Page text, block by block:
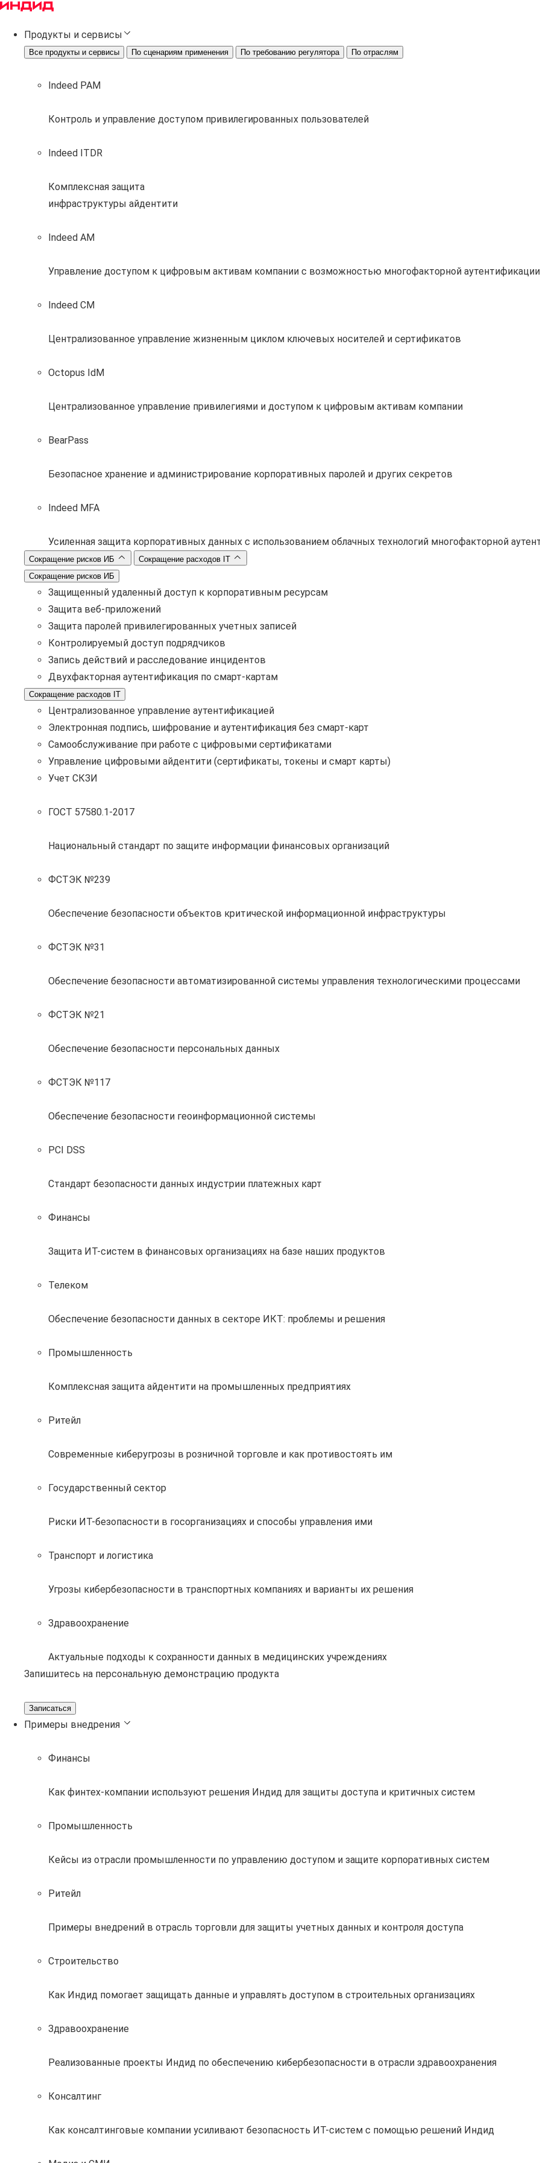
Продукты и сервисы
Все продукты и сервисы По сценариям применения По требованию регулятора По отраслям
Indeed PAM
Контроль и управление доступом привилегированных пользователей
Indeed ITDR
Комплексная защита
инфраструктуры айдентити
Indeed AM
Управление доступом к цифровым активам компании с возможностью многофакторной аутентификации
Indeed CM
Централизованное управление жизненным циклом ключевых носителей и сертификатов
Octopus IdM
Централизованное управление привилегиями и доступом к цифровым активам компании
BearPass
Безопасное хранение и администрирование корпоративных паролей и других секретов
Indeed MFA
Усиленная защита корпоративных данных с использованием облачных технологий многофакторной
Сокращение рисков ИБ
Сокращение расходов IT
Сокращение рисков ИБ
Защищенный удаленный доступ к корпоративным ресурсам
Защита веб-приложений
Защита паролей привилегированных учетных записей
Контролируемый доступ подрядчиков
Запись действий и расследование инцидентов
Двухфакторная аутентификация по смарт-картам
Сокращение расходов IT
Централизованное управление аутентификацией
Электронная подпись, шифрование и аутентификация без смарт-карт
Самообслуживание при работе с цифровыми сертификатами
Управление цифровыми айдентити (сертификаты, токены и смарт карты)
Учет СКЗИ
ГОСТ 57580.1-2017
Национальный стандарт по защите информации финансовых организаций
ФСТЭК №239
Обеспечение безопасности объектов критической информационной инфраструктуры
ФСТЭК №31
Обеспечение безопасности автоматизированной системы управления технологическими процессами
ФСТЭК №21
Обеспечение безопасности персональных данных
ФСТЭК №117
Обеспечение безопасности геоинформационной системы
PCI DSS
Стандарт безопасности данных индустрии платежных карт
Финансы
Защита ИТ-систем в финансовых организациях на базе наших продуктов
Телеком
Обеспечение безопасности данных в секторе ИКТ: проблемы и решения
Промышленность
Комплексная защита айдентити на промышленных предприятиях
Ритейл
Современные киберугрозы в розничной торговле и как противостоять им
Государственный сектор
Риски ИТ-безопасности в госорганизациях и способы управления ими
Транспорт и логистика
Угрозы кибербезопасности в транспортных компаниях и варианты их решения
Здравоохранение
Актуальные подходы к сохранности данных в медицинских учреждениях
Запишитесь на персональную демонстрацию продукта
Записаться
Примеры внедрения
Финансы
Как финтех-компании используют решения Индид для защиты доступа и критичных систем
Промышленность
Кейсы из отрасли промышленности по управлению доступом и защите корпоративных систем
Ритейл
Примеры внедрений в отрасль торговли для защиты учетных данных и контроля доступа
Строительство
Как Индид помогает защищать данные и управлять доступом в строительных организациях
Здравоохранение
Реализованные проекты Индид по обеспечению кибербезопасности в отрасли здравоохранения
Консалтинг
Как консалтинговые компании усиливают безопасность ИТ-систем с помощью решений Индид